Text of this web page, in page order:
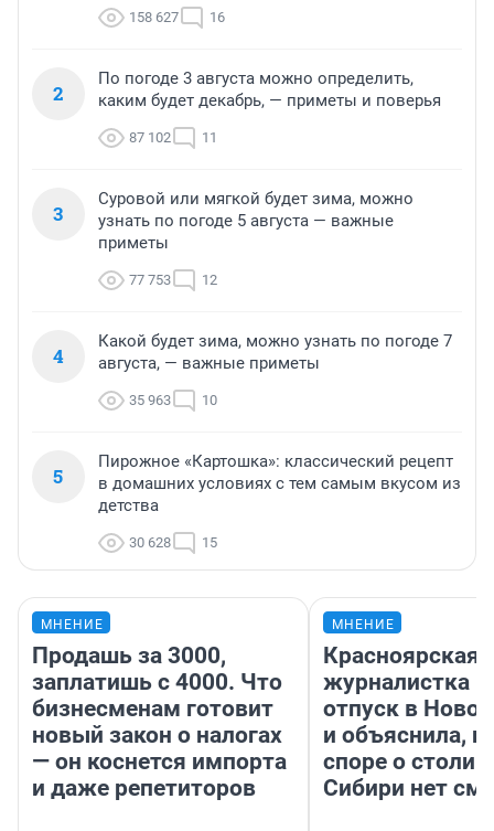
158 627 16
2
По погоде 3 августа можно определить,
каким будет декабрь, — приметы и поверья
87 102 11
3
Суровой или мягкой будет зима, можно
узнать по погоде 5 августа — важные
приметы
77 753 12
4
Какой будет зима, можно узнать по погоде 7
августа, — важные приметы
35 963 10
5
Пирожное «Картошка»: классический рецепт
в домашних условиях с тем самым вкусом из
детства
30 628 15
МНЕНИЕ
Продашь за 3000,
заплатишь с 4000. Что
бизнесменам готовит
новый закон о налогах
— он коснется импорта
и даже репетиторов
МНЕНИЕ
Красноярская
журналистка
отпуск в
и объяснила,
споре о
Сибири нет